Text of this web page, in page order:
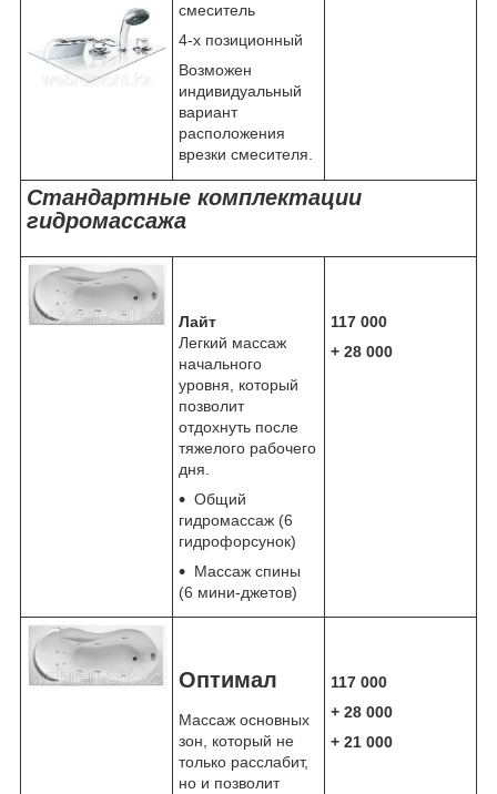
смеситель
4-х позиционный
Возможен
индивидуальный
вариант
расположения
врезки смесителя.
Стандартные комплектации
гидромассажа
Лайт
Легкий массаж
начального
уровня, который
позволит
отдохнуть после
тяжелого рабочего
дня.
Общий
гидромассаж (6
гидрофорсунок)
Массаж спины
(6 мини-джетов)
117 000
+ 28 000
Оптимал
Массаж основных
зон, который не
только расслабит,
но и позволит
117 000
+ 28 000
+ 21 000